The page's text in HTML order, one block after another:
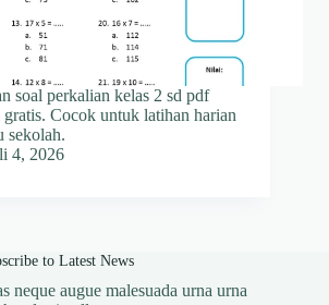
soal perkalian kelas 2 sd pdf
Cocok untuk latihan harian
sekolah.
4, 2026
to Latest News
neque augue malesuada urna urna